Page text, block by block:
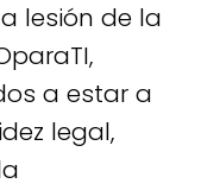
lesión de la
a estar a
legal,